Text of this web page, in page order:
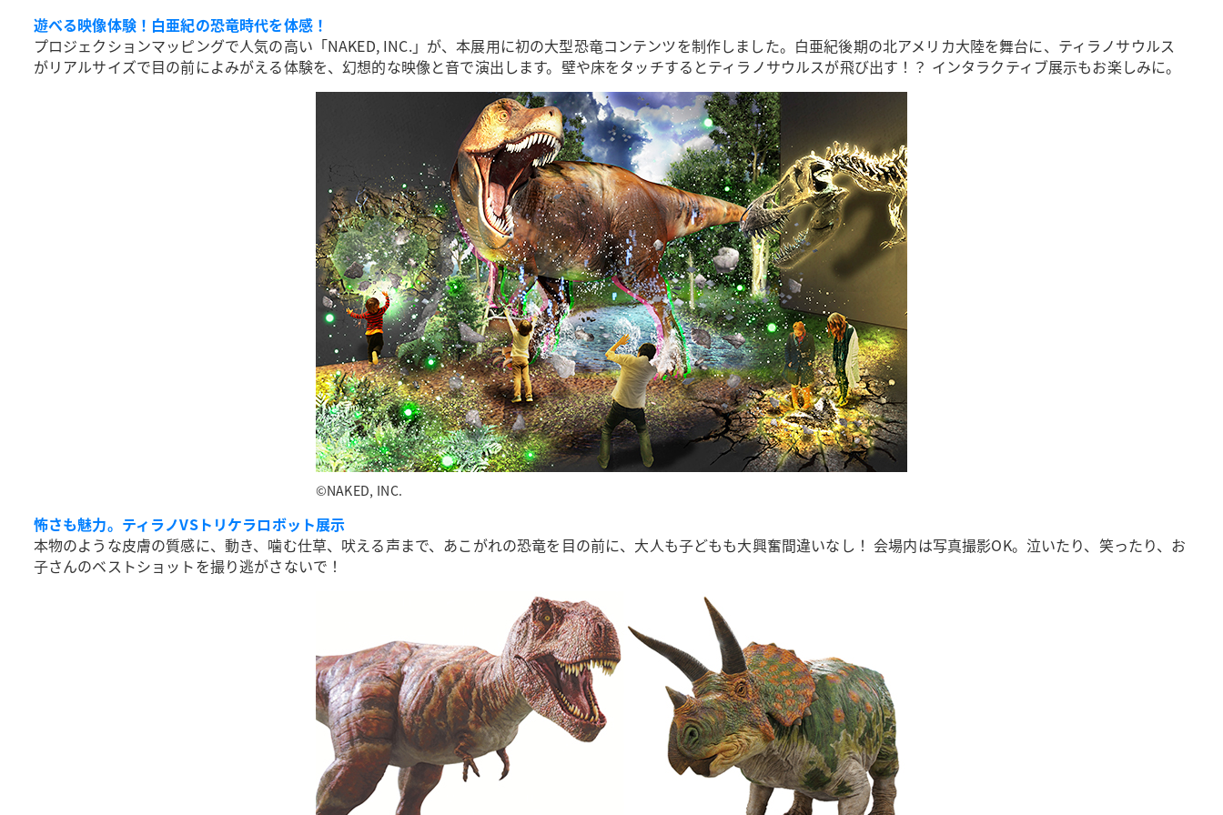
遊べる映像体験！白亜紀の恐竜時代を体感！
プロジェクションマッピングで人気の高い「NAKED, INC.」が、本展用に初の大型恐竜コンテンツを制作しました。白亜紀後期の北アメリカ大陸を舞台に、ティラノサウルス
がリアルサイズで目の前によみがえる体験を、幻想的な映像と音で演出します。壁や床をタッチするとティラノサウルスが飛び出す！？ インタラクティブ展示もお楽しみに。
©︎NAKED, INC.
怖さも魅力。ティラノVSトリケラロボット展示
本物のような皮膚の質感に、動き、噛む仕草、吠える声まで、あこがれの恐竜を目の前に、大人も子どもも大興奮間違いなし！ 会場内は写真撮影OK。泣いたり、笑ったり、お
子さんのベストショットを撮り逃がさないで！